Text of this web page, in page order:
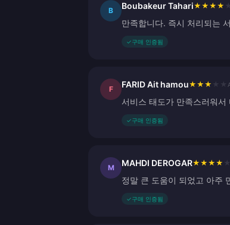
B Boubakeur Tahari★ ★ ★ ★
만족합니다. 즉시 처리되는
✓구매 인증됨
F FARID Ait hamou★ ★ ★
서비스 태도가 만족스러워서
✓구매 인증됨
M MAHDI DEROGAR★ ★ ★ ★
정말 큰 도움이 되었고 아주
✓구매 인증됨